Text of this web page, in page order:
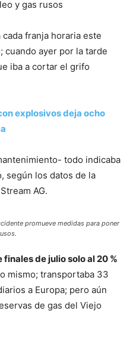
y gas rusos
franja horaria este
cuando ayer por la tarde
iba a cortar el grifo
explosivos deja ocho
todo indicaba
según los datos de la
AG.
promueve medidas para poner
de julio solo al 20 %
mismo; transportaba 33
a Europa; pero aún
de gas del Viejo